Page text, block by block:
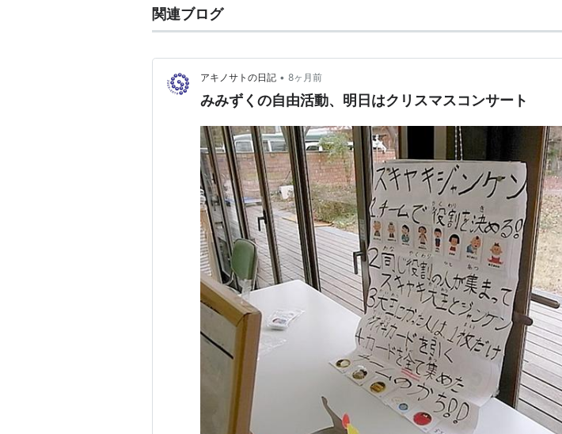
関連ブログ
アキノサトの日記 • 8ヶ月前
みみずくの自由活動、明日はクリスマスコンサート